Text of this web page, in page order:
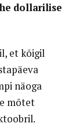
dollarilise
et kõigil
näoga
mõtet